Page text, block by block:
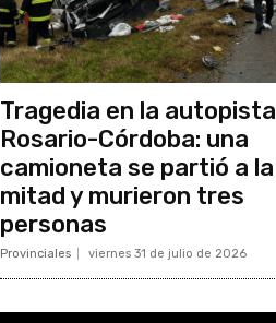
Tragedia en la autopista
Rosario-Córdoba: una
camioneta se partió a la
mitad y murieron tres
personas
Provinciales viernes 31 de julio de 2026